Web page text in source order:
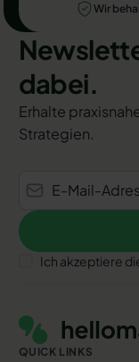
Wir
dabei.
Erhalte
Strategien.
Anmelden
Ich akzeptiere
QUICK LINKS